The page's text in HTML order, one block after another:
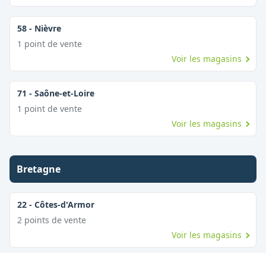
58 - Nièvre
1 point de vente
Voir les magasins
71 - Saône-et-Loire
1 point de vente
Voir les magasins
Bretagne
22 - Côtes-d'Armor
2 points de vente
Voir les magasins